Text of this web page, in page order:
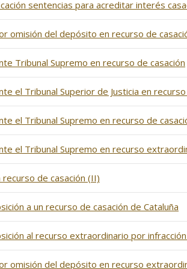
sentencias para acreditar interés
omisión del depósito en recurso de
Tribunal Supremo en recurso de casación
el Tribunal Superior de Justicia en
el Tribunal Supremo en recurso de
el Tribunal Supremo en recurso
recurso de casación (II)
a un recurso de casación de Cataluña
al recurso extraordinario por
omisión del depósito en recurso